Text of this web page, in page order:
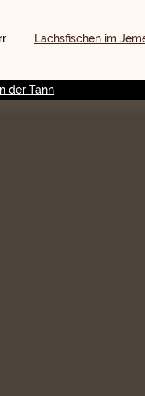
Lachsfischen im
der Tann